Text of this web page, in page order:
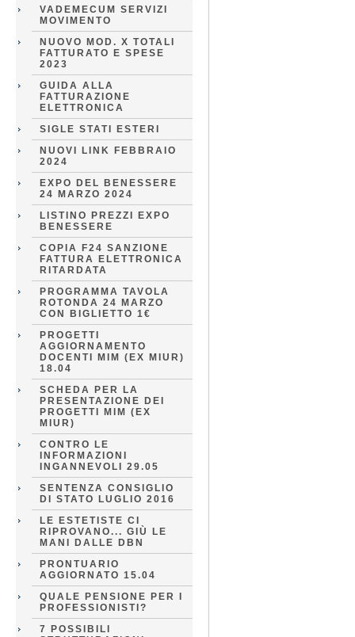
VADEMECUM SERVIZI
MOVIMENTO
NUOVO MOD. X TOTALI
FATTURATO E SPESE
2023
GUIDA ALLA
FATTURAZIONE
ELETTRONICA
SIGLE STATI ESTERI
NUOVI LINK FEBBRAIO
2024
EXPO DEL BENESSERE
24 MARZO 2024
LISTINO PREZZI EXPO
BENESSERE
COPIA F24 SANZIONE
FATTURA ELETTRONICA
RITARDATA
PROGRAMMA TAVOLA
ROTONDA 24 MARZO
CON BIGLIETTO 1€
PROGETTI
AGGIORNAMENTO
DOCENTI MIM (EX MIUR)
18.04
SCHEDA PER LA
PRESENTAZIONE DEI
PROGETTI MIM (EX
MIUR)
CONTRO LE
INFORMAZIONI
INGANNEVOLI 29.05
SENTENZA CONSIGLIO
DI STATO LUGLIO 2016
LE ESTETISTE CI
RIPROVANO... GIÙ LE
MANI DALLE DBN
PRONTUARIO
AGGIORNATO 15.04
QUALE PENSIONE PER I
PROFESSIONISTI?
7 POSSIBILI